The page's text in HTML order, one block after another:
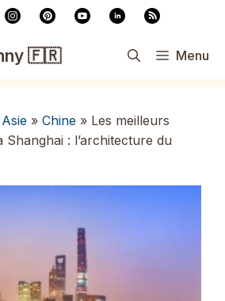
🇫🇷 Menu
Asie » Chine » Les meilleurs
Shanghai : l’architecture du